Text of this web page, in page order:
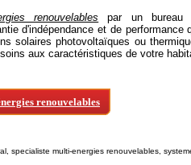
renouvelables par un bureau
d'indépendance et de performance
solaires photovoltaïques ou
aux caractéristiques de votre
renouvelables
specialiste multi-energies renouvelables